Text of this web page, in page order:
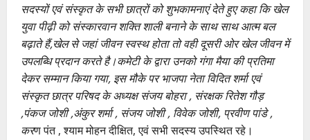
सदस्यों एवं संस्कृत के सभी छात्रों को शुभकामनाएं देते हुए कहा कि खेल
युवा पीढ़ी को संस्कारवान शक्ति शाली बनाने के साथ साथ आत्म बल
बढ़ाते हैं,खेल से जहां जीवन स्वस्थ होता तो वही दूसरी ओर खेल जीवन में
उपलब्धि प्रदान करते है।कमेटी के द्वारा उनको गंगा मैया की प्रतिमा
देकर सम्मान किया गया, इस मौके पर भाजपा नेता विदित शर्मा एवं
संस्कृत छात्र परिषद के अध्यक्ष संजय बोहरा , संरक्षक रितेश गौड़
,पंकज जोशी ,अंकुर शर्मा , संजय जोशी , विवेक जोशी, प्रवीण पांडे ,
करण पंत , श्याम मोहन दीक्षित, एवं सभी सदस्य उपस्थित रहे।